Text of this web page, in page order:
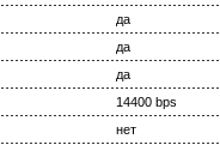
да
да
да
14400 bps
нет